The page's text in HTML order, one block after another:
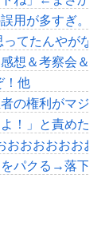
用が多すぎ。
ってたんやがな
想＆考察会＆
！他
の権利がマジ
！」と責めた
おおおおおおお
をパクる→落下【